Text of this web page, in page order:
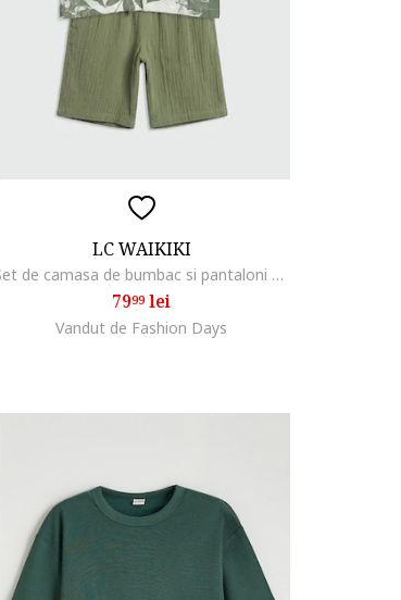
LC WAIKIKI
Set de camasa de bumbac si pantaloni scurti, Alb/Verde feriga
7999lei
Vandut de Fashion Days